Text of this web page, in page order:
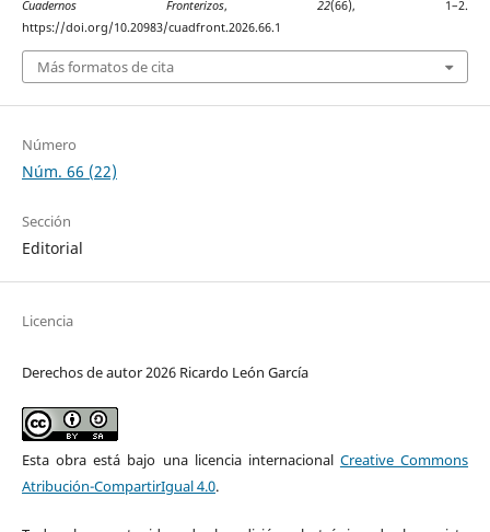
Cuadernos Fronterizos,22(66), 1–2.
https://doi.org/10.20983/cuadfront.2026.66.1
Más formatos de cita
Número
Núm. 66 (22)
Sección
Editorial
Licencia
Derechos de autor 2026 Ricardo León García
Esta obra está bajo una licencia internacional Creative Commons
Atribución-CompartirIgual 4.0.